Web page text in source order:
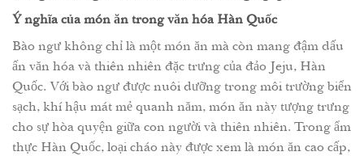
Ý nghĩa của món ăn trong văn hóa Hàn Quốc
Bào ngư không chỉ là một món ăn mà còn mang đậm dấu
ấn văn hóa và thiên nhiên đặc trưng của đảo Jeju, Hàn
Quốc. Với bào ngư được nuôi dưỡng trong môi trường biển
sạch, khí hậu mát mẻ quanh năm, món ăn này tượng trưng
cho sự hòa quyện giữa con người và thiên nhiên. Trong ẩm
thực Hàn Quốc, loại cháo này được xem là món ăn cao cấp,